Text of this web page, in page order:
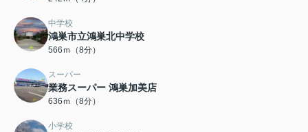
中学校
鴻巣市立鴻巣北中学校
566ｍ（8分）
スーパー
業務スーパー 鴻巣加美店
636ｍ（8分）
小学校